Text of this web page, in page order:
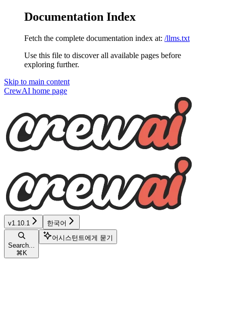
Documentation Index
Fetch the complete documentation index at: /llms.txt
Use this file to discover all available pages before
exploring further.
Skip to main content
CrewAI home page
v1.10.1 한국어
Search...
⌘ K
어시스턴트에게 묻기